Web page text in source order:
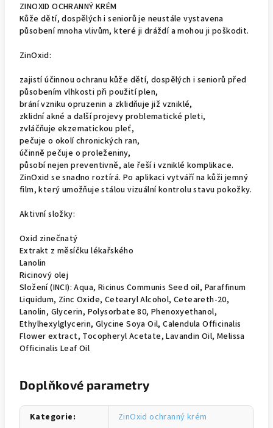
ZINOXID OCHRANNÝ KRÉM
Kůže dětí, dospělých i seniorů je neustále vystavena
působení mnoha vlivům, které ji dráždí a mohou ji poškodit.
ZinOxid:
zajistí účinnou ochranu kůže dětí, dospělých i seniorů před
působením vlhkosti při použití plen,
brání vzniku opruzenin a zklidňuje již vzniklé,
zklidní akné a další projevy problematické pleti,
zvláčňuje ekzematickou pleť,
pečuje o okolí chronických ran,
účinně pečuje o proleženiny,
působí nejen preventivně, ale řeší i vzniklé komplikace.
ZinOxid se snadno roztírá. Po aplikaci vytváří na kůži jemný
film, který umožňuje stálou vizuální kontrolu stavu pokožky.
Aktivní složky:
Oxid zinečnatý
Extrakt z měsíčku lékařského
Lanolin
Ricinový olej
Složení (INCI): Aqua, Ricinus Communis Seed oil, Paraffinum
Liquidum, Zinc Oxide, Cetearyl Alcohol, Ceteareth-20,
Lanolin, Glycerin, Polysorbate 80, Phenoxyethanol,
Ethylhexylglycerin, Glycine Soya Oil, Calendula Officinalis
Flower extract, Tocopheryl Acetate, Lavandin Oil, Melissa
Officinalis Leaf Oil
Doplňkové parametry
Kategorie: ZinOxid ochranný krém